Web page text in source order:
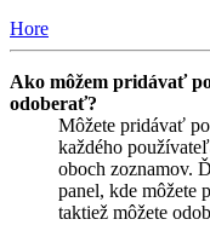
Hore
Ako môžem pridávať
odoberať?
Môžete pridávať
každého
oboch zoznamov.
panel, kde môžete
taktiež môžete